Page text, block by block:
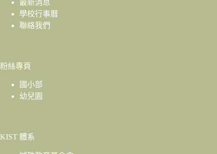
最新消息
學校行事曆
聯絡我們
粉絲專頁
國小部
幼兒園
KIST 體系